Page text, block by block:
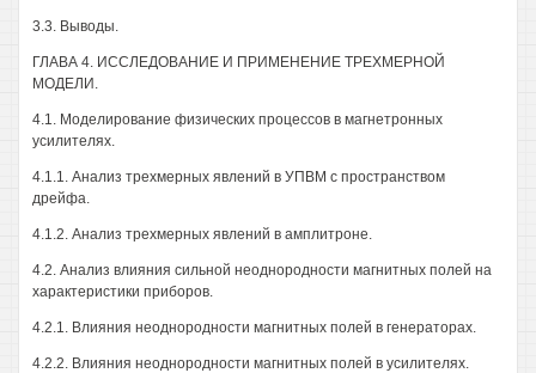
3.3. Выводы.
ГЛАВА 4. ИССЛЕДОВАНИЕ И ПРИМЕНЕНИЕ ТРЕХМЕРНОЙ
МОДЕЛИ.
4.1. Моделирование физических процессов в магнетронных
усилителях.
4.1.1. Анализ трехмерных явлений в УПВМ с пространством
дрейфа.
4.1.2. Анализ трехмерных явлений в амплитроне.
4.2. Анализ влияния сильной неоднородности магнитных полей на
характеристики приборов.
4.2.1. Влияния неоднородности магнитных полей в генераторах.
4.2.2. Влияния неоднородности магнитных полей в усилителях.